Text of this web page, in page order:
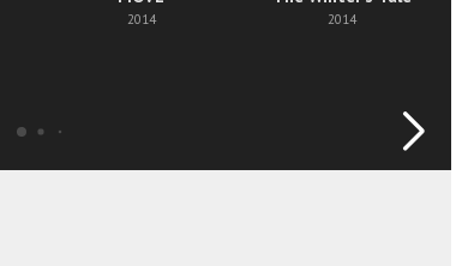
2014 2014